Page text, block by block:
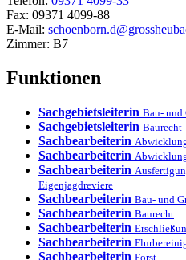
Fax: 09371 4099-88
E-Mail:
Zimmer: B7
Funktionen
Sachgebietsleiterin Bau- und
Sachgebietsleiterin Baurecht
Sachbearbeiterin
Sachbearbeiterin
Sachbearbeiterin
Eigenjagdreviere
Sachbearbeiterin Bau- und
Sachbearbeiterin Baurecht
Sachbearbeiterin
Sachbearbeiterin
Sachbearbeiterin Forst